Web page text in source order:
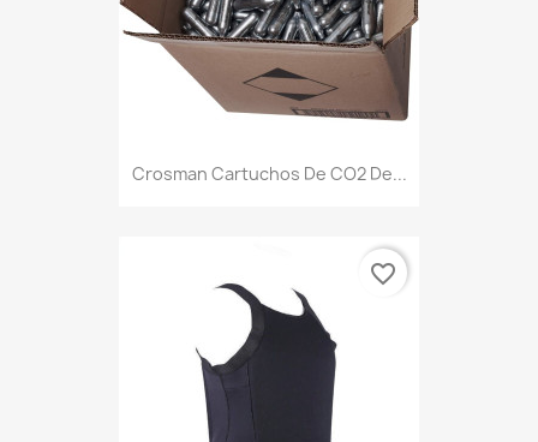
Crosman Cartuchos De CO2 De...
favorite_border